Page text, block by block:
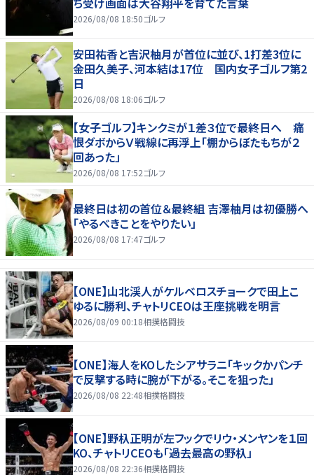
2026/08/08 18:50ゴルフ
安田祐香と吉沢柚月が首位に並び、1打差3位に
金田久美子、河本結は17位 国内女子ゴルフ第2
日
2026/08/08 18:06ゴルフ
【女子ゴルフ】キンクミが１差３位で最終日へ 痛
恨ダボからＶ戦線に再浮上「棚からぼたもちが２
回あった」
2026/08/08 17:52ゴルフ
最終日は初の首位＆最終組 吉澤柚月は初優勝へ
「やるべきことをやりたい」
2026/08/08 17:47ゴルフ
【ONE】山北渓人がケルベロスチョークで田上こ
ゆるに勝利、チャトリCEOは王座挑戦を明言
2026/08/09 00:18相撲格闘技
【ONE】海人をKOしたシアサラニ「キックかパンチ
で反撃する時に腕が下がる。そこを狙った」
2026/08/08 22:48相撲格闘技
【ONE】野杁正明が左フックでリウ・メンヤンを１回
KO、チャトリCEOも「過去最高の野杁」
2026/08/08 22:36相撲格闘技